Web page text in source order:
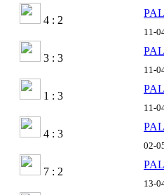
4 : 2
11-
3 : 3
11-
1 : 3
11-
4 : 3
02-
7 : 2
13-